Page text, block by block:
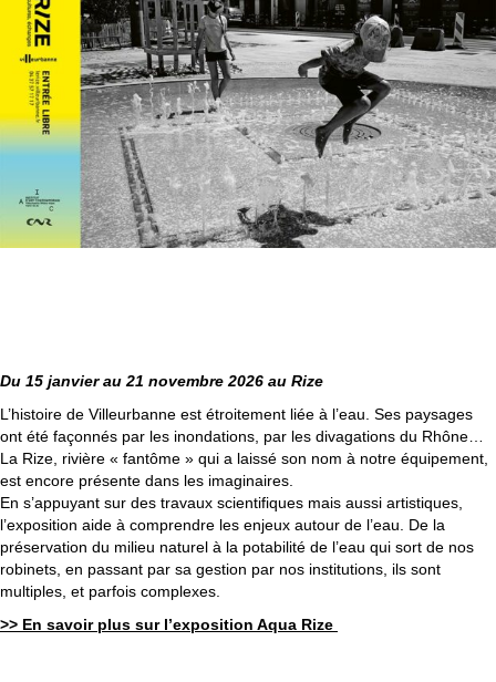
Du 15 janvier au 21 novembre 2026 au Rize
L’histoire de Villeurbanne est étroitement liée à l’eau. Ses paysages
ont été façonnés par les inondations, par les divagations du Rhône…
La Rize, rivière « fantôme » qui a laissé son nom à notre équipement,
est encore présente dans les imaginaires.
En s’appuyant sur des travaux scientifiques mais aussi artistiques,
l’exposition aide à comprendre les enjeux autour de l’eau. De la
préservation du milieu naturel à la potabilité de l’eau qui sort de nos
robinets, en passant par sa gestion par nos institutions, ils sont
multiples, et parfois complexes.
>> En savoir plus sur l’exposition Aqua Rize